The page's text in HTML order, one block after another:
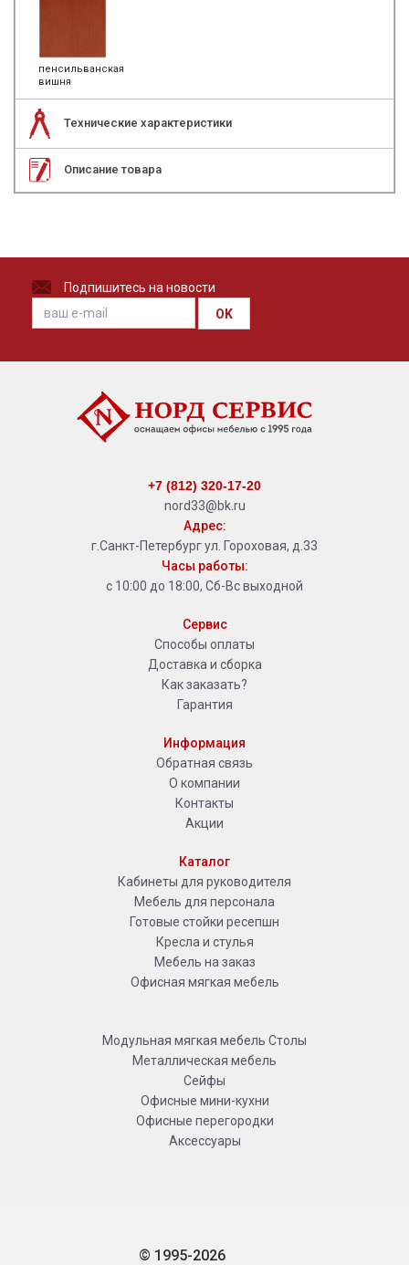
пенсильванская
вишня
Технические характеристики
Описание товара
Подпишитесь на новости
OK
+7 (812) 320-17-20
nord33@bk.ru
Адрес:
г.Санкт-Петербург ул. Гороховая, д.33
Часы работы:
с 10:00 до 18:00, Сб-Вс выходной
Сервис
Способы оплаты
Доставка и сборка
Как заказать?
Гарантия
Информация
Обратная связь
О компании
Контакты
Акции
Каталог
Кабинеты для руководителя
Мебель для персонала
Готовые стойки ресепшн
Кресла и стулья
Мебель на заказ
Офисная мягкая мебель
Модульная мягкая мебель Столы
Металлическая мебель
Сейфы
Офисные мини-кухни
Офисные перегородки
Аксессуары
© 1995-2026